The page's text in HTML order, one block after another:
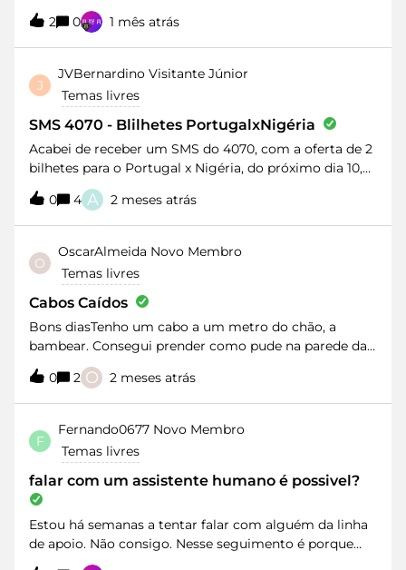
convocatória composta por familiares, amigos,
colegas e vizinhos. O MEO procura reforçar a “ligação
emocional com os portugueses, posicionando-se
como uma marca próxima”.Para além desta
campanha o MEO irá promover outras iniciativas de
apoio à Seleção Nacional ao longo deste Mundial de
2026. Veja os vídeos da campanha “SÓ DE ESTARMOS
JUNTOS JÁ GANHÁMOS”: E tu? Já convocaste a tua
seleção para o Mundial?
2 0 1 mês atrás
J
JVBernardino Visitante Júnior
Temas livres
SMS 4070 - Blilhetes PortugalxNigéria
Acabei de receber um SMS do 4070, com a oferta de 2
bilhetes para o Portugal x Nigéria, do próximo dia 10,
em Leiria.Para “resgatar” os bilhetes devo responder
SIM.Alguem mais recebeu este SMS.A proveniencia é
segura? Existe mesmo esta campanha promocional?
0 4 A 2 meses atrás
O
OscarAlmeida Novo Membro
Temas livres
Cabos Caídos
Bons diasTenho um cabo a um metro do chão, a
bambear. Consegui prender como pude na parede da
casa. Mas o cabo não ficou esticado. Para evitar que o
mesmo se parta gostaría que fossem fazer a reparação
no esterior. O poste situa-se num baldio e a baixada na
parede da casa.A morada: Rua General Humberto
Delgado n.º 13, r/c - 2520-446 PenicheJunto fotografias
do localObrigado
0 2 O 2 meses atrás
F
Fernando0677 Novo Membro
Temas livres
falar com um assistente humano é possivel?
Estou há semanas a tentar falar com alguém da linha
de apoio. Não consigo. Nesse seguimento é porque
não estão a cumprir com o contrato (nomeadamente